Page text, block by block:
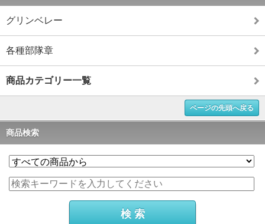
グリンベレー
各種部隊章
商品カテゴリー一覧
ページの先頭へ戻る
商品検索